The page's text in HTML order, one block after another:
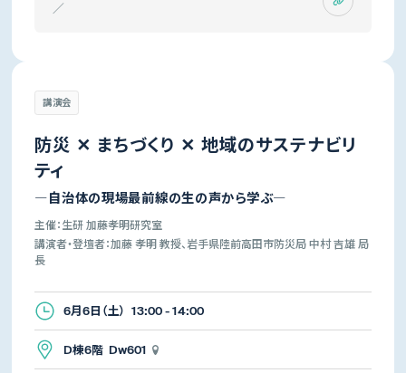
／
講演会
防災 ✕ まちづくり ✕ 地域のサステナビリ
ティ
―自治体の現場最前線の生の声から学ぶ―
主催：生研 加藤孝明研究室
講演者・登壇者：加藤 孝明 教授、岩手県陸前高田市防災局 中村 吉雄 局
長
6月6日（土） 13:00 - 14:00
D棟6階 Dw601